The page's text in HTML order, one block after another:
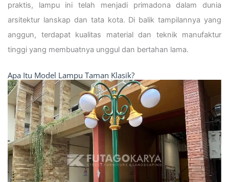
praktis, lampu ini telah menjadi primadona dalam dunia
arsitektur lanskap dan tata kota. Di balik tampilannya yang
anggun, terdapat kualitas material dan teknik manufaktur
tinggi yang membuatnya unggul dan bertahan lama.
Apa Itu Model Lampu Taman Klasik?